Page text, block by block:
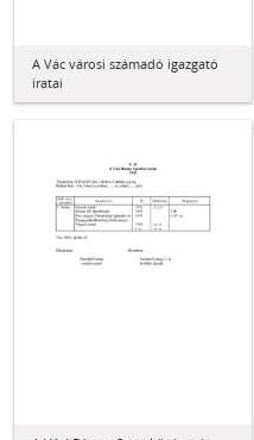
A Vác városi számadó igazgató
iratai